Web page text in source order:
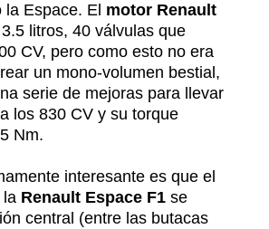
Espace. El motor Renault
litros, 40 válvulas que
CV, pero como esto no era
un mono-volumen bestial,
serie de mejoras para llevar
los 830 CV y su torque
Nm.
interesante es que el
la Renault Espace F1 se
central (entre las butacas